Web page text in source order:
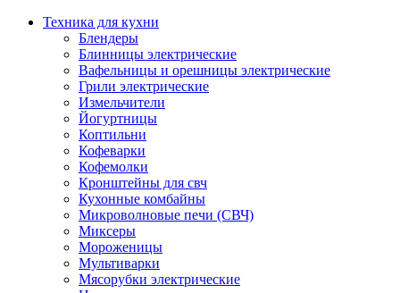
Техника для кухни
Блендеры
Блинницы электрические
Вафельницы и орешницы электрические
Грили электрические
Измельчители
Йогуртницы
Коптильни
Кофеварки
Кофемолки
Кронштейны для свч
Кухонные комбайны
Микроволновые печи (СВЧ)
Миксеры
Мороженицы
Мультиварки
Мясорубки электрические